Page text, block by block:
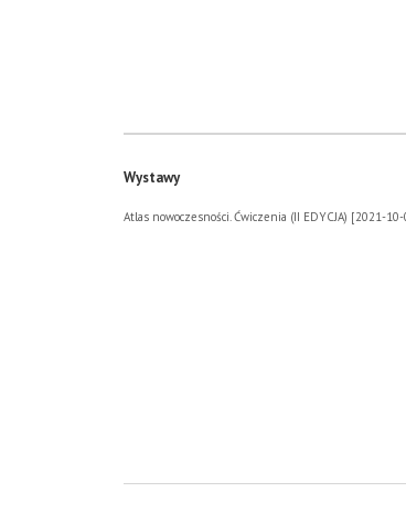
Wystawy
Atlas nowoczesności. Ćwiczenia (II EDYCJA) [2021-